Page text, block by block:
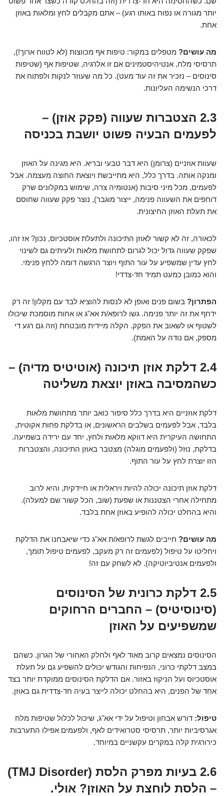
יותר מגורה או נפוח באותו רגע) – אתם מקבלים לחץ ומלאות באוזן
אחת.
מה עושים? מטפלים במקור: טיפות אף מכווצות (לא לטווח ארוך!),
תרסיסי מלח, אנטיהיסטמינים אם זו אלרגיה, שטיפות אף (שטיפות
סינוסים – נזכיר את זה עוד מעט). כל מה שעוזר לנקות ולפתוח את
דרכי הנשימה העליונות.
2.3 הצטברות שעווה (פקק אוזן) –
לפעמים הבעיה פשוט יושבת בכניסה
שעוות אוזניים (צרומן) היא דבר טבעי ובריא. היא מגינה על האוזן
ומנקה אותה. בדרך כלל, היא מתייבשת ויוצאת החוצה מעצמה. אבל
לפעמים, מכל מיני סיבות (אנטומיה צרה, שימוש במקלונים שרק
דוחפים את השעווה פנימה, ייצור מוגבר), נוצר פקק שעווה שחוסם
את תעלת האוזן החיצונית.
לכאורה, זה לא קשור לאוזן התיכונה ולתעלת אוסטכיוס, נכון? אז זהו,
שפקק שעווה גדול יכול לגרום לתחושת מלאות ולעיתים גם לשינוי
לחץ עדין שמשפיע על עור התוף ויוצר הרגשה דומה ללחץ פנימי.
והוא כמובן כמעט תמיד חד-צדדי!
הפתרון? בשום פנים ואופן לא לנסות להוציא לבד עם מקלון! זה רק
ידחף את זה יותר פנימה. גשו לרופא/ת אא"ג או אחות מוסמכת שיכולו
לשטוף או לשאוב את הפקק. הקלה מיידית מובטחת (וזה גם רגע די
מספק, אם נודה על האמת).
2.4 דלקת אוזן תיכונה (אוטיטיס מדיה) –
כשהמסיבה באוזן יוצאת משליטה
דלקת אוזניים היא בדרך כלל סיפור כואב יותר מתחושת מלאות
בלבד, אבל לפעמים בשלבים הראשונים, או בדלקת פחות אקוטית,
התחושה העיקרית היא דווקא מלאות ולחץ, יחד עם ירידה בשמיעה.
בדלקת, נוזל (ולפעמים מוגלה) מצטבר באוזן התיכונה, והצטברות
הזו יוצרת לחץ על עור התוף.
דלקת אוזן תיכונה יכולה להיות ויראלית או חיידקית, והיא לרוב
מתחילה אחרי הצטננות או שפעת (שוב, הכל קשור שם למעלה).
והיא בהחלט יכולה להופיע באוזן אחת בלבד.
מה עושים? חייבים לגשת לרופא/ת אא"ג כדי שיאבחנו את הדלקת
ויחליטו על טיפול (לפעמים זה רק מעקב, לפעמים טיפול תומך,
ולפעמים אנטיביוטיקה). לא לשחק עם זה!
2.5 דלקת כרונית של הסינוסים
(סינוסיטיס) – החברים הרחוקים
שמשפיעים על האוזן
הסינוסים נמצאים קרוב מאוד לאף ולחלק האחורי של הגרון. כשהם
במצב דלקתי כרוני, הנפיחות והגודש יכולים להשפיע גם על תעלת
אוסטכיוס ועל הניקוז באזור. אם הדלקת הסינוסים ממוקדת יותר בצד
אחד של הפנים, היא בהחלט יכולה לייצר בעיה חד-צדדית גם באוזן.
טיפול: דורש אבחון וטיפול על ידי אא"ג, שיכול לכלול שטיפות מלח
אגרסיביות יותר, תרסיסי סטרואידים לאף, ולפעמים אפילו התערבות
כירורגית קלה במקרים עקשניים במיוחד.
2.6 בעיות מפרק הלסת (TMJ Disorder)
– הלסת לוחצת על האוזן? אולי.